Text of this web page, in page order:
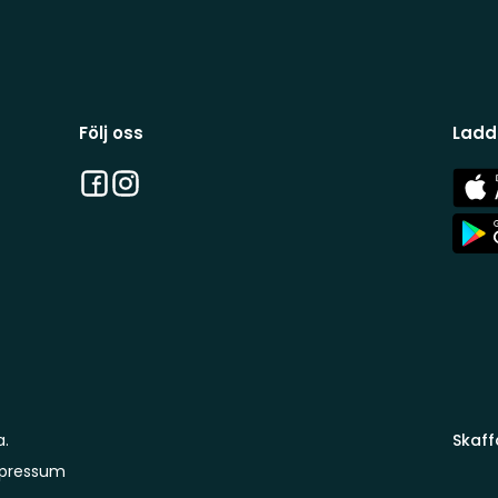
Följ oss
Facebook
Instagram
App
Store
App
Store